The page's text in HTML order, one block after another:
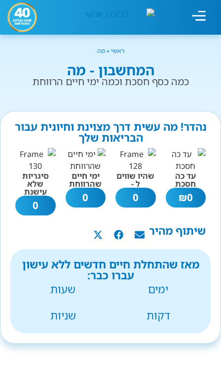
ראשי»מה
המחשבון - מה
כמה כסף חסכת וכמה ימי חיים הרווחת
נהדר! מה עשית דרך מצוינת וחיונית עבור
הבריאות שלך
עד כה
חסכת
0
₪
שהיו שווים
ל -
0
ימי חיים
שהרווחת
0
סיגריות
שלא
עישנת
0
שיתוף מהיר
מאז שהתחלת חיים חדשים ללא עישון
עברו כבר:
ימים
שעות
דקות
שניות